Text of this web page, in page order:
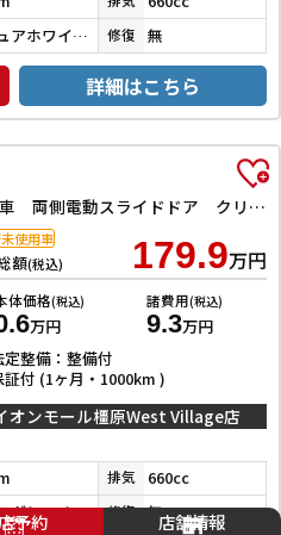
ピュアホワイトパール 修復 無
詳細はこちら
ハイブリッドXZ 届出済未使用車 両側電動スライドドア クリアランスソナー オートクルーズコントロール レーンアシスト 衝突被害軽減システム LEDヘッドランプ ヘッドライトウォッシャー 純正アルミホイール
額(税込) 179.9万円
体価格(税込)
万円
諸費用(税込)
9.3万円
定整備：整備付
証付 (1ヶ月・1000km )
使用車
オンモール橿原West Village店
排気 660cc
モスグレーメタリック 修復 無
予約 店舗情報